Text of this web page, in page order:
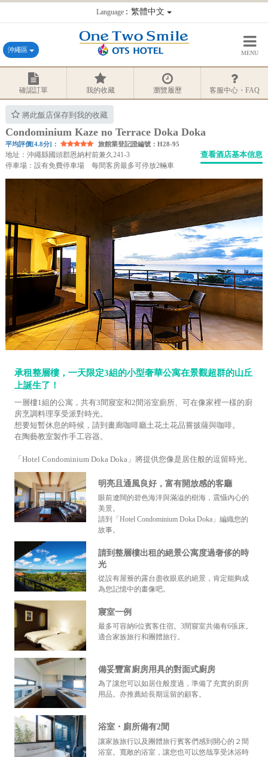
Language：繁體中文
沖繩區 MENU
確認訂單 我的收藏 瀏覽履歷 客服中心・FAQ
將此飯店保存到我的收藏
Condominium Kaze no Terrace Doka Doka
平均評價[4.8分]： 旅館業登記證編號：H28-95
地址：沖繩縣國頭郡恩納村前兼久241-3
停車場：設有免費停車場 每間客房最多可停放2輛車
查看酒店基本信息
承租整層樓，一天限定3組的小型奢華公寓在景觀超群的山丘
上誕生了！
一層樓1組的公寓，共有3間寢室和2間浴室廁所、可在像家裡一樣的廚
房烹調料理享受派對時光。
想要短暫休息的時候，請到畫廊咖啡廳土花土花品嘗披薩與咖啡。
在陶藝教室製作手工容器。
「Hotel Condominium Doka Doka」將提供您像是居住般的逗留時光。
明亮且通風良好，富有開放感的客廳
眼前遼闊的碧色海洋與滿溢的樹海，震懾內心的
美景。
請到「Hotel Condominium Doka Doka」編織您的
故事。
請到整層樓出租的絕景公寓度過奢侈的時
光
從設有屋簷的露台盡收眼底的絕景，肯定能夠成
為您記憶中的畫像吧。
寢室一例
最多可容納6位賓客住宿。3間寢室共備有6張床。
適合家族旅行和團體旅行。
備妥豐富廚房用具的對面式廚房
為了讓您可以如居住般度過，準備了充實的廚房
用品。亦推薦給長期逗留的顧客。
浴室・廁所備有2間
讓家族旅行以及團體旅行賓客們感到開心的２間
浴室。寬敞的浴室，讓您也可以悠哉享受沐浴時